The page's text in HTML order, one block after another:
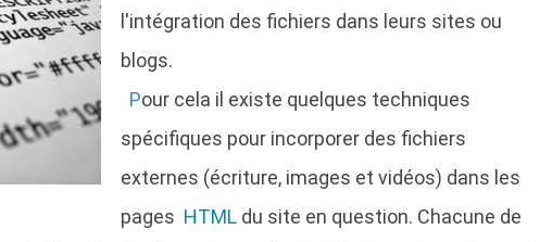
l'intégration des fichiers dans leurs sites ou
blogs.
Pour cela il existe quelques techniques
spécifiques pour incorporer des fichiers
externes (écriture, images et vidéos) dans les
pages HTML du site en question. Chacune de